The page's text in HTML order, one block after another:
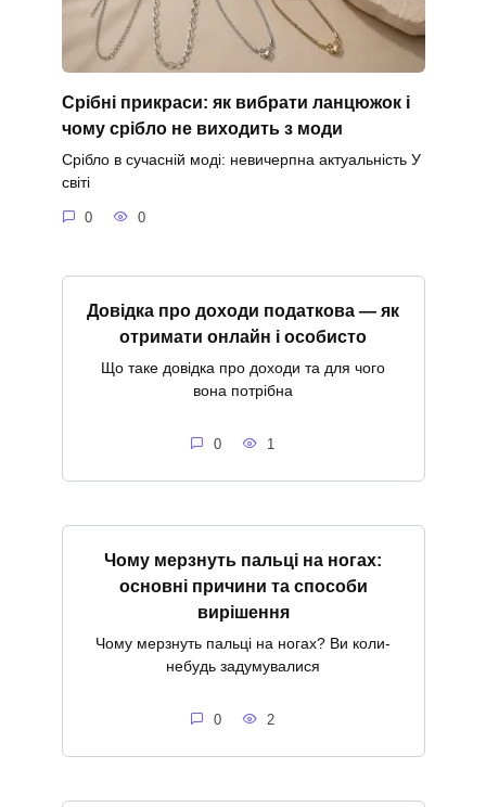
Срібні прикраси: як вибрати ланцюжок і
чому срібло не виходить з моди
Срібло в сучасній моді: невичерпна актуальність У
світі
0 0
Довідка про доходи податкова — як
отримати онлайн і особисто
Що таке довідка про доходи та для чого
вона потрібна
0 1
Чому мерзнуть пальці на ногах:
основні причини та способи
вирішення
Чому мерзнуть пальці на ногах? Ви коли-
небудь задумувалися
0 2